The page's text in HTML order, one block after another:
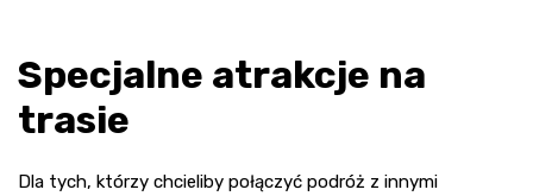
Specjalne atrakcje na
trasie
Dla tych, którzy chcieliby połączyć podróż z innymi